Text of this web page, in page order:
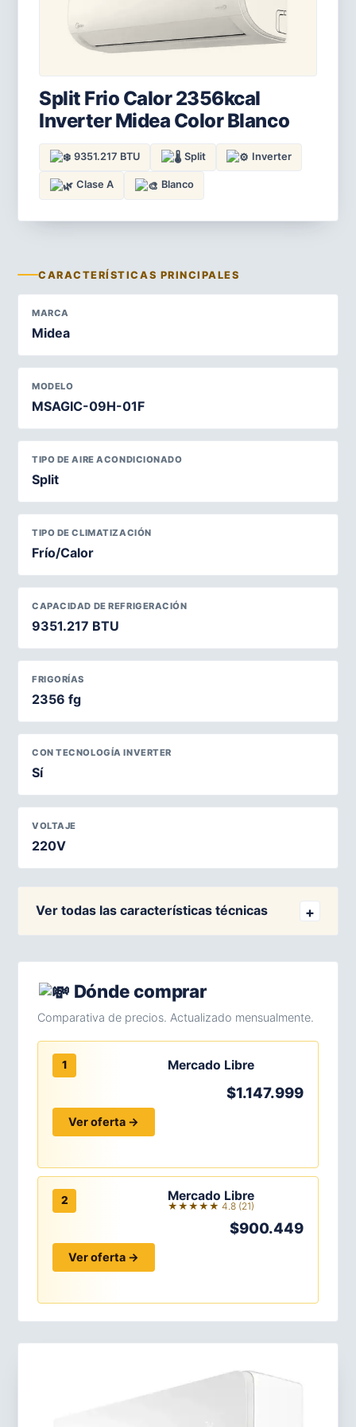
Split Frio Calor 2356kcal
Inverter Midea Color Blanco
9351.217 BTU Split Inverter
Clase A Blanco
CARACTERÍSTICAS PRINCIPALES
MARCA
Midea
MODELO
MSAGIC-09H-01F
TIPO DE AIRE ACONDICIONADO
Split
TIPO DE CLIMATIZACIÓN
Frío/Calor
CAPACIDAD DE REFRIGERACIÓN
9351.217 BTU
FRIGORÍAS
2356 fg
CON TECNOLOGÍA INVERTER
Sí
VOLTAJE
220V
Ver todas las características técnicas
Dónde comprar
Comparativa de precios. Actualizado mensualmente.
1 Mercado Libre
$1.147.999
Ver oferta →
2 Mercado Libre
★★★★★ 4.8 (21)
$900.449
Ver oferta →